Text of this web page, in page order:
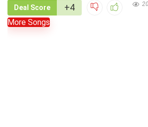
Deal Score +4
More Songs